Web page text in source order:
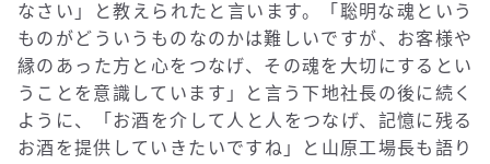
なさい」と教えられたと言います。「聡明な魂という
ものがどういうものなのかは難しいですが、お客様や
縁のあった方と心をつなげ、その魂を大切にするとい
うことを意識しています」と言う下地社長の後に続く
ように、「お酒を介して人と人をつなげ、記憶に残る
お酒を提供していきたいですね」と山原工場長も語り